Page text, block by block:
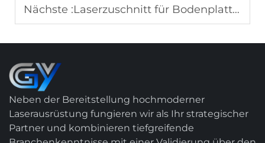
Nächste :Laserzuschnitt für Bodenplatten von Neuenergiebussen: Erzielung einer Null-Nacharbeit – Vollständige Prozessdokumentation
Neben der Bereitstellung hochmoderner
Laserausrüstung fungieren wir als Ihr strategischer
Partner und kombinieren tiefgreifende